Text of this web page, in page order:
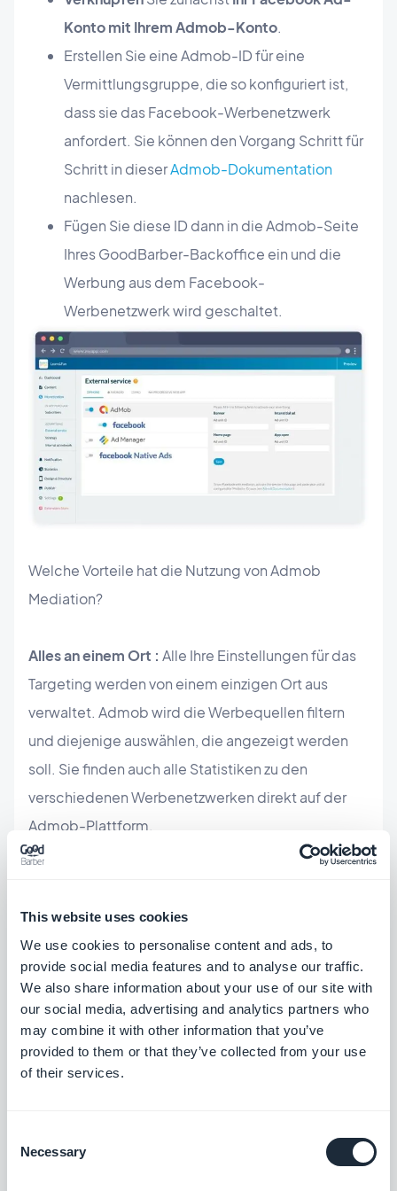
This website uses cookies
We use cookies to personalise content and ads, to
provide social media features and to analyse our traffic.
We also share information about your use of our site with
our social media, advertising and analytics partners who
may combine it with other information that you’ve
provided to them or that they’ve collected from your use
of their services.
Selection
Necessary
Konto mit Ihrem Admob-Konto.
Erstellen Sie eine Admob-ID für eine
Vermittlungsgruppe, die so konfiguriert ist,
dass sie das Facebook-Werbenetzwerk
anfordert. Sie können den Vorgang Schritt für
Schritt in dieserAdmob-Dokumentation
nachlesen.
Fügen Sie diese ID dann in die Admob-Seite
Ihres GoodBarber-Backoffice ein und die
Werbung aus dem Facebook-
Werbenetzwerk wird geschaltet.
Welche Vorteile hat die Nutzung von Admob
Mediation?
Alles an einem Ort : Alle Ihre Einstellungen für das
Targeting werden von einem einzigen Ort aus
verwaltet. Admob wird die Werbequellen filtern
und diejenige auswählen, die angezeigt werden
soll. Sie finden auch alle Statistiken zu den
verschiedenen Werbenetzwerken direkt auf der
Admob-Plattform.
Relevanz und Qualität der in Ihrer App angezeigten
Werbung ist entscheidend für den Erfolg und die
Rentabilität Ihrer App. Deshalb hält AdMob alle
Anforderungen der Werbetreibenden auf einem
hohen Niveau, um sich gegen Malware,
Identitätsdiebstahl, bösartige Inhalte usw. zu
wehren. Funktionen wie das
Ihnen, zu sehen, welche Anzeigen tatsächlich in